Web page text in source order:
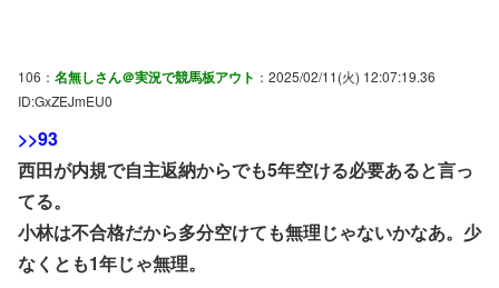
106： 名無しさん＠実況で競馬板アウト ：2025/02/11(火) 12:07:19.36
ID:GxZEJmEU0
>>93
西田が内規で自主返納からでも5年空ける必要あると言っ
てる。
小林は不合格だから多分空けても無理じゃないかなあ。少
なくとも1年じゃ無理。